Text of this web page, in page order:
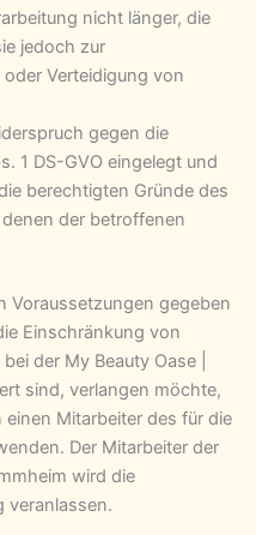
nicht länger, die
jedoch zur
Verteidigung von
gegen die
1 DS-GVO eingelegt und
berechtigten Gründe des
der betroffenen
Voraussetzungen gegeben
Einschränkung von
der My Beauty Oase |
sind, verlangen möchte,
Mitarbeiter des für die
Der Mitarbeiter der
wird die
veranlassen.